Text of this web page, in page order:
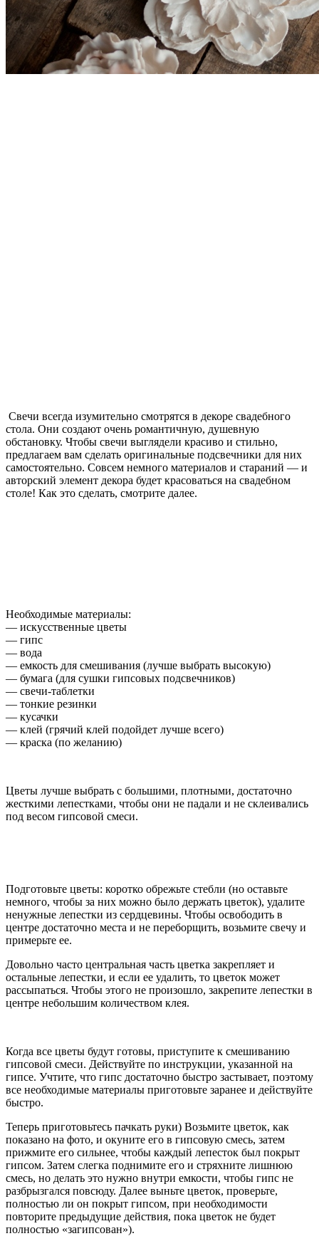
Свечи всегда изумительно смотрятся в декоре свадебного
стола. Они создают очень романтичную, душевную
обстановку. Чтобы свечи выглядели красиво и стильно,
предлагаем вам сделать оригинальные подсвечники для них
самостоятельно. Совсем немного материалов и стараний — и
авторский элемент декора будет красоваться на свадебном
столе! Как это сделать, смотрите далее.
Необходимые материалы:
— искусственные цветы
— гипс
— вода
— емкость для смешивания (лучше выбрать высокую)
— бумага (для сушки гипсовых подсвечников)
— свечи-таблетки
— тонкие резинки
— кусачки
— клей (грячий клей подойдет лучше всего)
— краска (по желанию)
Цветы лучше выбрать с большими, плотными, достаточно
жесткими лепестками, чтобы они не падали и не склеивались
под весом гипсовой смеси.
Подготовьте цветы: коротко обрежьте стебли (но оставьте
немного, чтобы за них можно было держать цветок), удалите
ненужные лепестки из сердцевины. Чтобы освободить в
центре достаточно места и не переборщить, возьмите свечу и
примерьте ее.
Довольно часто центральная часть цветка закрепляет и
остальные лепестки, и если ее удалить, то цветок может
рассыпаться. Чтобы этого не произошло, закрепите лепестки в
центре небольшим количеством клея.
Когда все цветы будут готовы, приступите к смешиванию
гипсовой смеси. Действуйте по инструкции, указанной на
гипсе. Учтите, что гипс достаточно быстро застывает, поэтому
все необходимые материалы приготовьте заранее и действуйте
быстро.
Теперь приготовьтесь пачкать руки) Возьмите цветок, как
показано на фото, и окуните его в гипсовую смесь, затем
прижмите его сильнее, чтобы каждый лепесток был покрыт
гипсом. Затем слегка поднимите его и стряхните лишнюю
смесь, но делать это нужно внутри емкости, чтобы гипс не
разбрызгался повсюду. Далее выньте цветок, проверьте,
полностью ли он покрыт гипсом, при необходимости
повторите предыдущие действия, пока цветок не будет
полностью «загипсован»).